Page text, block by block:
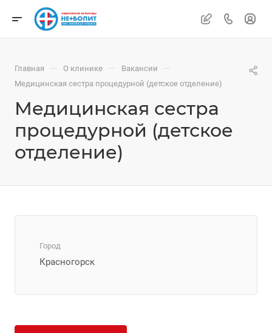
Главная — О клинике — Вакансии —
Медицинская сестра процедурной (детское отделение)
Медицинская сестра
процедурной (детское
отделение)
Город
Красногорск